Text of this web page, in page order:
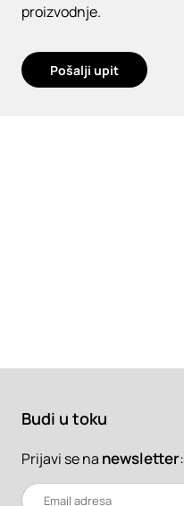
proizvodnje.
Pošalji upit
Budi u toku
Prijavi se na newsletter: